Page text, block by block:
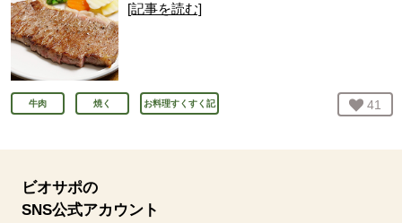
[記事を読む]
牛肉 焼く お料理すくすく記 お気
41
ビオサポの
SNS公式アカウント